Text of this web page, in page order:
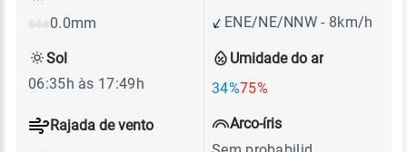
0.0mm
Umidade do ar
34%75%
ENE/NE/NNW - 8km/h
Rajada de vento
Sol
06:35h às 17:49h
Arco-íris